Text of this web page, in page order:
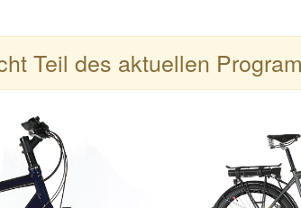
Teil des aktuellen